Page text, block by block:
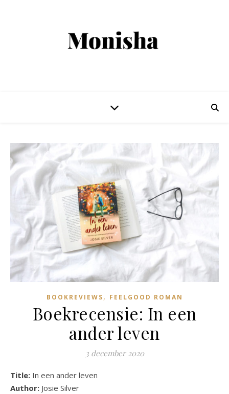
BOOKREVIEWS, FEELGOOD ROMAN
Boekrecensie: In een
ander leven
3 december 2020
Title: In een ander leven
Author: Josie Silver